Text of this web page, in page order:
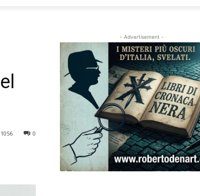
0
1056
- Advertisement -